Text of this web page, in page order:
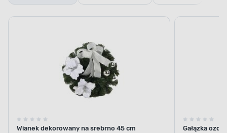
Bożonarodzeniowe świąteczne
Wianek dekorowany na srebrno 45 cm Gałązka